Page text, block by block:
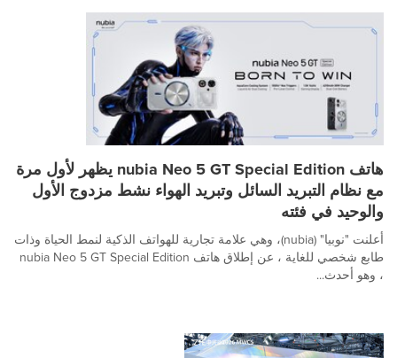
هاتف nubia Neo 5 GT Special Edition يظهر لأول مرة
مع نظام التبريد السائل وتبريد الهواء نشط مزدوج الأول
والوحيد في فئته
أعلنت "نوبيا" (nubia)، وهي علامة تجارية للهواتف الذكية لنمط الحياة وذات
طابع شخصي للغاية ، عن إطلاق هاتف nubia Neo 5 GT Special Edition
، وهو أحدث...